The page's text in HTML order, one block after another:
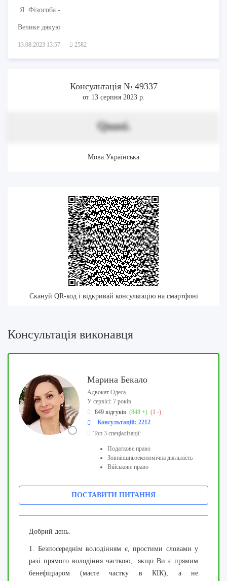
Я Фізособа -
Велике дякую
13.08.2023 13:57 2582
Консультація № 49337
от 13 серпня 2023 р.
Quasi.
Мова:Українська
Скануй QR-код і відкривай консультацію на смартфоні
Консультація виконавця
Марина Бекало
Адвокат Одеса
У сервісі: 7 років
849 відгуків (848 +) (1 -)
Консультацій: 2212
Топ 3 спеціалізації:
Податкове право
Зовніншньоекономічна діяльність
Військове право
ПОСТАВИТИ ПИТАННЯ
Добрий день.
1. Безпосереднім володінням є, простими словами у
разі прямого володіння часткою, якщо Ви є прямим
бенефіціаром (маєте частку в КІК), а не